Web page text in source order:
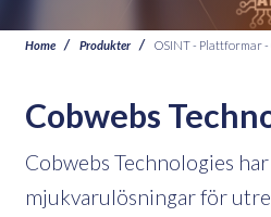
Home Produkter OSINT - Plattformar -
Cobwebs
Cobwebs Technologies
mjukvarulösningar för